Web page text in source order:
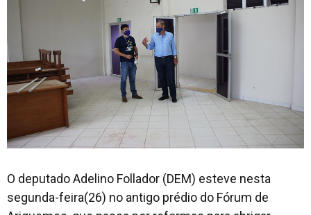
O deputado Adelino Follador (DEM) esteve nesta
segunda-feira(26) no antigo prédio do Fórum de